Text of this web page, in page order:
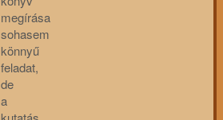
megírása
sohasem
könnyű
feladat,
de
a